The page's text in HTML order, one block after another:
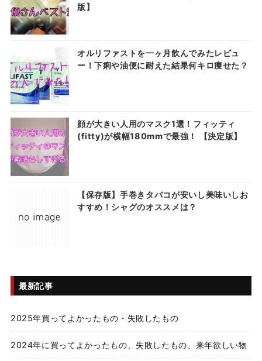
版】
オルリファストを一ヶ月飲んでみたレビュ
ー！下痢や油便に耐えた結果何キロ痩せた？
顔が大きい人用のマスク1選！フィッティ
(fitty)が横幅180mmで最強！ 【決定版】
【保存版】手巻きタバコが安いし美味いしお
すすめ！シャグのオススメは？
最新記事
2025年買ってよかったもの・失敗したもの
2024年に買ってよかったもの、失敗したもの、来年欲しい物